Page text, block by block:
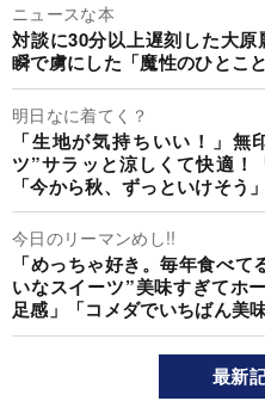
ニュースな本
対談に30分以上遅刻した大
瞬で虜にした「魔性のひとこ
明日なに着てく？
「生地が気持ちいい！」
ツ”サラッと涼しくて快適！
「今から秋、ずっといけそう
今日のリーマンめし!!
「めっちゃ好き。毎年食べ
いなスイーツ”美味すぎてホ
足感」「コメダでいちばん美
最新